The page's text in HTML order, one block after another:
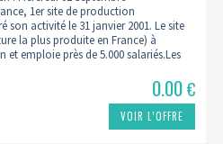
1er site de production
son activité le 31 janvier 2001. Le site
la plus produite en France) à
emploie près de 5.000 salariés.Les
0.00€
VOIR L’OFFRE